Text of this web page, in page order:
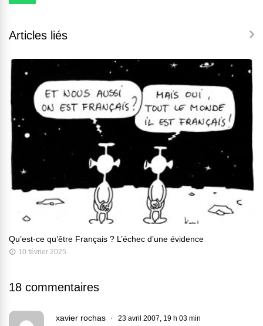
Articles liés
Qu’est-ce qu’être Français ? L’échec d’une évidence
10 février 2025
18 commentaires
xavier rochas 23 avril 2007, 19 h 03 min